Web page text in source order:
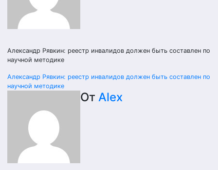
Александр Рявкин: реестр инвалидов должен быть составлен по
научной методике
Навигация
записям
Александр Рявкин: реестр инвалидов должен быть составлен по
научной методике
От Alex